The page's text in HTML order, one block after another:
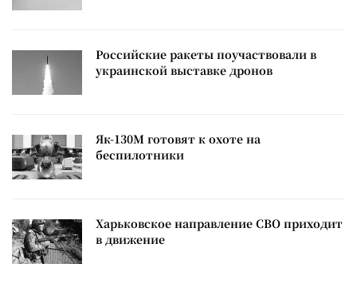
Российские ракеты поучаствовали в
украинской выставке дронов
Як-130М готовят к охоте на
беспилотники
Харьковское направление СВО приходит
в движение